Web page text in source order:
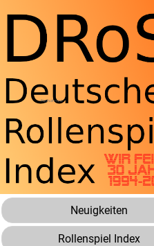
Neuigkeiten
Rollenspiel Index